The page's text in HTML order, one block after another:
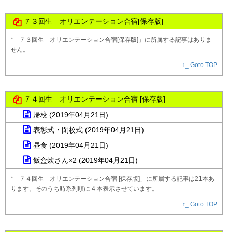
７３回生 オリエンテーション合宿[保存版]
*「７３回生 オリエンテーション合宿[保存版]」に所属する記事はありま
せん。
↑_ Goto TOP
７４回生 オリエンテーション合宿 [保存版]
帰校 (2019年04月21日)
表彰式・閉校式 (2019年04月21日)
昼食 (2019年04月21日)
飯盒炊さん×2 (2019年04月21日)
*「７４回生 オリエンテーション合宿 [保存版]」に所属する記事は21本あ
ります。そのうち時系列順に 4 本表示させています。
↑_ Goto TOP